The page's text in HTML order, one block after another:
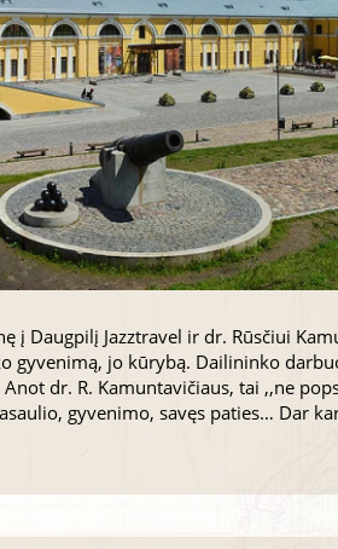
į Daugpilį Jazztravel ir dr. Rūsčiui
gyvenimą, jo kūrybą. Dailininko
dr. R. Kamuntavičiaus, tai ,,ne
gyvenimo, savęs paties… Dar